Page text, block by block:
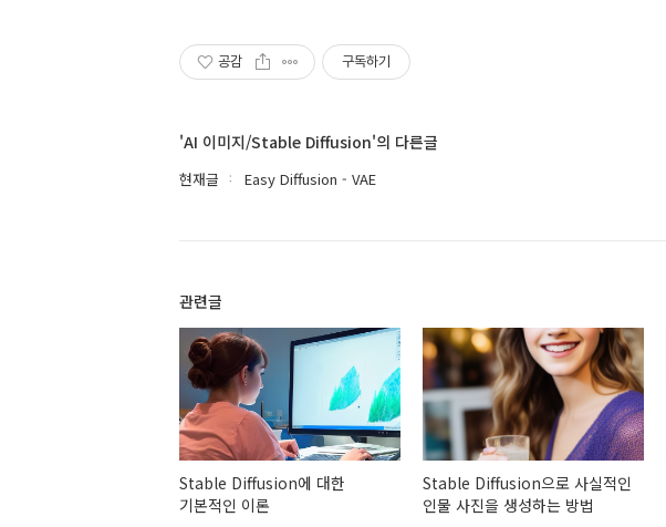
공감 구독하기
'AI 이미지/Stable Diffusion'의 다른글
현재글 Easy Diffusion - VAE
관련글
Stable Diffusion에 대한
기본적인 이론
Stable Diffusion으로 사실적인
인물 사진을 생성하는 방법